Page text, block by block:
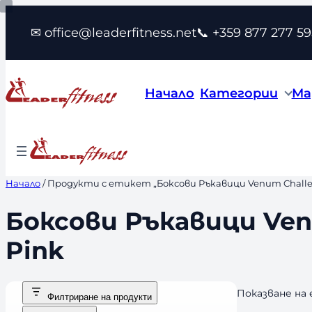
Към
съдържанието
✉ office@leaderfitness.net📞 +359 877 277
Начало Категории
Начало/ Продукти с етикет „Боксови Ръкавици Venum
Боксови Ръкавици
Pink
Филтриране на продукти Показване